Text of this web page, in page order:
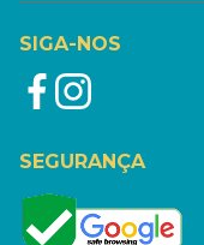
SIGA-NOS
SEGURANÇA